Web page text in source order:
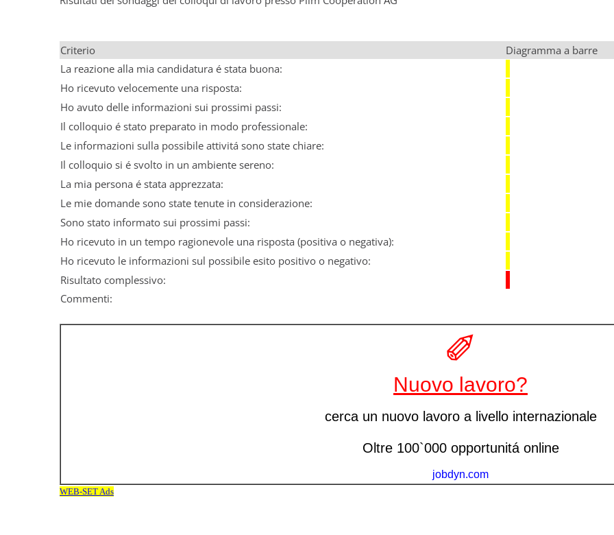
Criterio Diagramma a barre
La reazione alla mia candidatura é stata buona:
Ho ricevuto velocemente una risposta:
Ho avuto delle informazioni sui prossimi passi:
Il colloquio é stato preparato in modo professionale:
Le informazioni sulla possibile attivitá sono state chiare:
Il colloquio si é svolto in un ambiente sereno:
La mia persona é stata apprezzata:
Le mie domande sono state tenute in considerazione:
Sono stato informato sui prossimi passi:
Ho ricevuto in un tempo ragionevole una risposta (positiva o negativa):
Ho ricevuto le informazioni sul possibile esito positivo o negativo:
Risultato complessivo:
Commenti: